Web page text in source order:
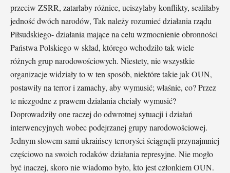
przeciw ZSRR, zatarłaby różnice, uciszyłaby konflikty, scaliłaby
jedność dwóch narodów, Tak należy rozumieć działania rządu
Piłsudskiego- działania mające na celu wzmocnienie obronności
Państwa Polskiego w skład, którego wchodziło tak wiele
różnych grup narodowościowych. Niestety, nie wszystkie
organizacje widziały to w ten sposób, niektóre takie jak OUN,
postawiły na terror i zamachy, aby wymusić; właśnie, co? Przez
te niezgodne z prawem działania chciały wymusić?
Doprowadziły one raczej do odwrotnej sytuacji i działań
interwencyjnych wobec podejrzanej grupy narodowościowej.
Jednym słowem sami ukraińscy terroryści ściągnęli przynajmniej
częściowo na swoich rodaków działania represyjne. Nie mogło
być inaczej, skoro nie wiadomo było, kto jest członkiem OUN.